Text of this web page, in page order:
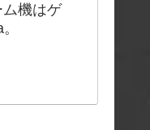
機はゲ